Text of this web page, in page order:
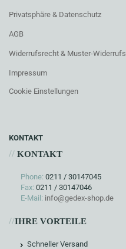
Privatsphäre & Datenschutz
AGB
Widerrufsrecht & Muster-
Impressum
Cookie Einstellungen
KONTAKT
// KONTAKT
Phone: 0211 / 30147045
Fax: 0211 / 30147046
E-Mail: info@gedex-shop.de
//IHRE VORTEILE
Schneller Versand